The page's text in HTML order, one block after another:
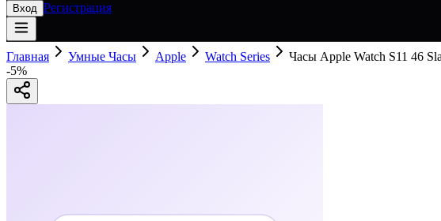
Вход Регистрация
Главная Умные Часы Apple Watch Series
Часы Apple Watch S11 46
-5%